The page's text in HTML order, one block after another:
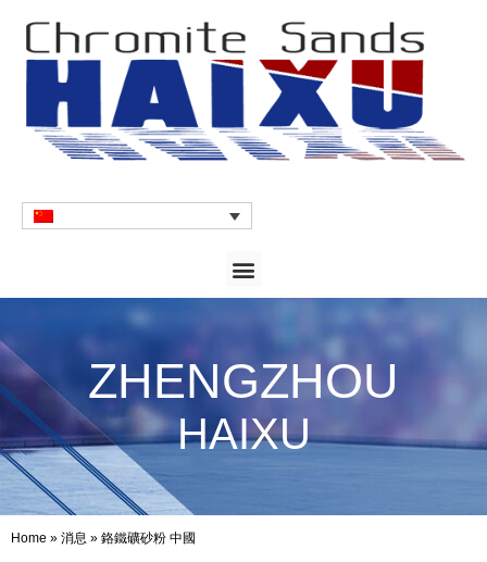
ZHENGZHOU
HAIXU
Home » 消息 » 鉻鐵礦砂粉 中國